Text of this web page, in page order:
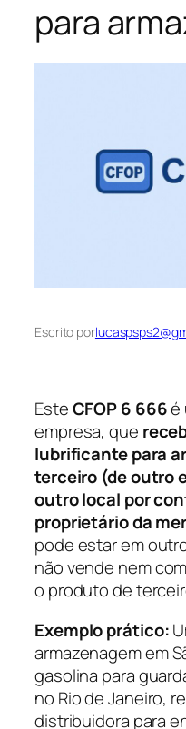
para
Escrito por
EsteCFOP 6 666é
empresa, que
lubrificante para
terceiro (de outro
outro local por
proprietário da
pode estar em
não vende nem
o produto de
Exemplo prático:
armazenagem em
gasolina para
no Rio de Janeiro,
distribuidora para